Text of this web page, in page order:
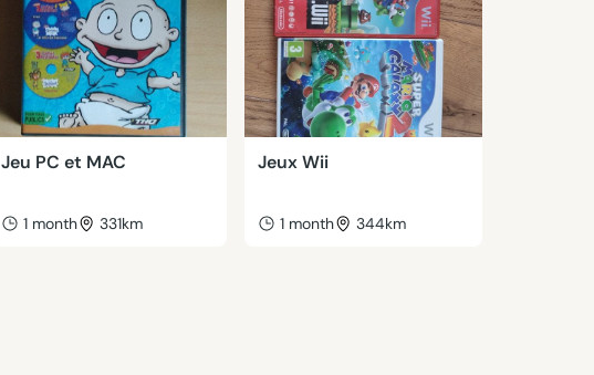
Jeu PC et MAC
1 month 331km
Jeux Wii
1 month 344km